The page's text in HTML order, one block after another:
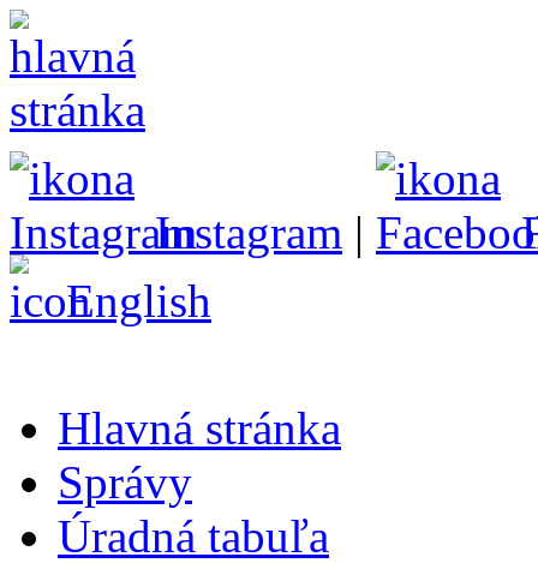
Instagram |
English
Hlavná stránka
Správy
Úradná tabuľa